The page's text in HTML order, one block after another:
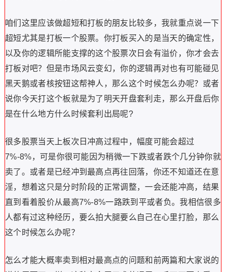
咱们这里应该做超短和打板的朋友比较多，我就重点说一下
超短尤其是打板一个股票。你打板买入的是当天的确定性，
以及你的逻辑所能支撑的这个股票次日会有溢价，你才会去
打板对吧？但是市场风云变幻，你的逻辑再对也有可能碰见
黑天鹅或者核按钮这帮神人，那么这个时候怎么办呢？或者
说你今天打这个板就是为了明天开盘套利走，那么开盘后你
是在什么地方什么时候套利出局呢?
很多股票当天上板次日冲高过程中，幅度可能会超过
7%-8%，可是你很可能因为稍微一下跌或者跌个几分钟你就
卖了。或者是已经冲到最高点再往回落，你还不知道还在意
淫，想着这只是分时阶段的正常调整，一会还能冲高，结果
直到看着股价从最高7%-8%一路跌到平或者负。我相信很多
人都有过这种经历，要么拍大腿要么自己在心里打脸，那么
这个时候怎么办呢？
怎么才能大概率卖到相对最高点的问题和前两篇和大家说的